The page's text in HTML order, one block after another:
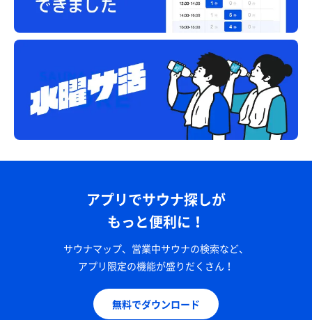
アプリでサウナ探しが
もっと便利に！
サウナマップ、営業中サウナの検索など、
アプリ限定の機能が盛りだくさん！
無料でダウンロード